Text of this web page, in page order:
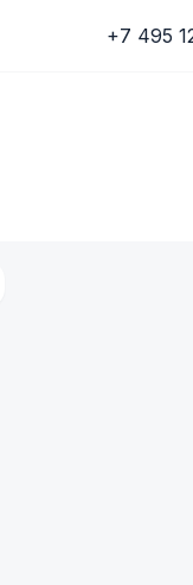
+7 495